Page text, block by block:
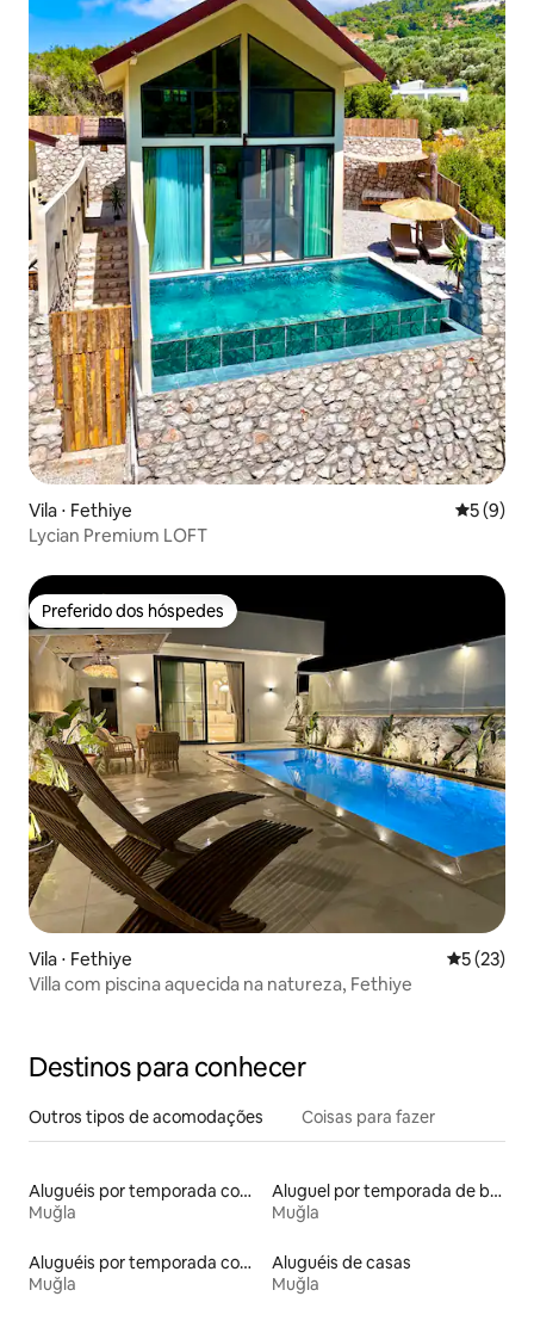
Vila ⋅ Fethiye 5 de
5 (9)
Lycian Premium LOFT
Preferido dos hóspedes
Preferido dos hóspedes
Vila ⋅ Fethiye 5 de uma
5 (23)
Villa com piscina aquecida na natureza, Fethiye
Destinos para conhecer
Outros tipos de acomodações Coisas para fazer
Aluguéis por temporada com acesso à praia
Muğla
Aluguel por temporada de barcos
Muğla
Aluguéis por temporada com banheira de hidromassagem
Muğla
Aluguéis de casas
Muğla